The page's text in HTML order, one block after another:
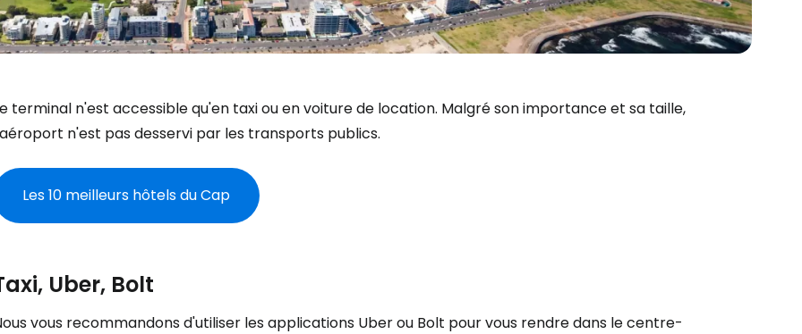
terminal n'est accessible qu'en taxi ou en voiture de location. Malgré son importance et sa taille,
n'est pas desservi par les transports publics.
Les 10 meilleurs hôtels du Cap
Uber, Bolt
vous recommandons d'utiliser les applications Uber ou Bolt pour vous rendre dans le centre-